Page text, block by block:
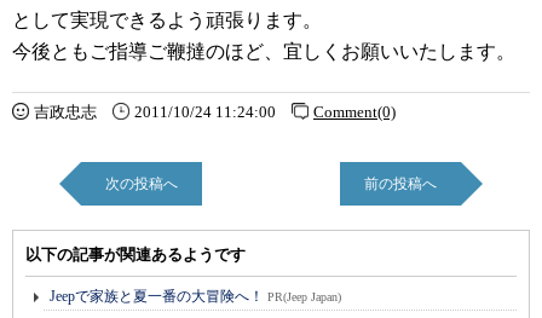
として実現できるよう頑張ります。
今後ともご指導ご鞭撻のほど、宜しくお願いいたします。
吉政忠志 2011/10/24 11:24:00 Comment(0)
次の投稿へ 前の投稿へ
以下の記事が関連あるようです
Jeepで家族と夏一番の大冒険へ！ PR(Jeep Japan)